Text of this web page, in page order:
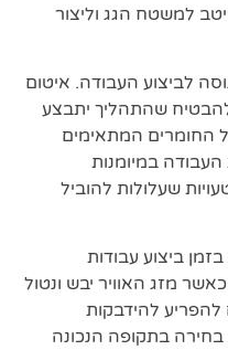
למשטח הגג וליצור
לביצוע העבודה. איטום
להבטיח שהתהליך יתבצע
החומרים המתאימים
במיומנות
שעלולות להוביל
ביצוע עבודות
מזג האוויר יבש ונטול
להפריע להידבקות
בחירה בתקופה הנכונה